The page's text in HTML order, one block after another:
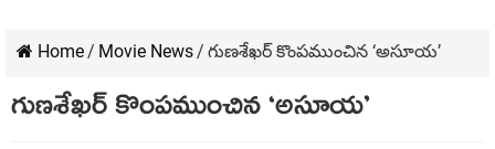
Home/ Movie News/ గుణశేఖర్ కొంపముంచిన ‘అసూయ’
గుణశేఖర్ కొంపముంచిన ‘అసూయ’